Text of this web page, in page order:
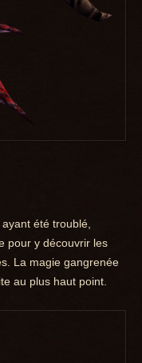
été troublé,
pour y découvrir les
La magie gangrenée
au plus haut point.